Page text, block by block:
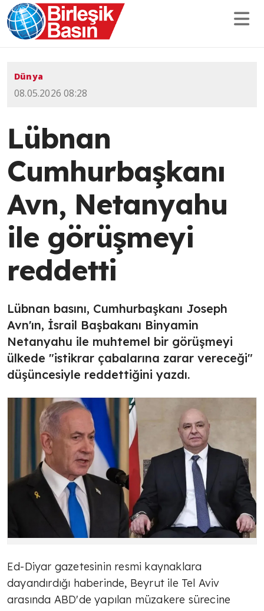
Dünya
08.05.2026 08:28
Lübnan
Cumhurbaşkanı
Avn, Netanyahu
ile görüşmeyi
reddetti
Lübnan basını, Cumhurbaşkanı Joseph
Avn'ın, İsrail Başbakanı Binyamin
Netanyahu ile muhtemel bir görüşmeyi
ülkede "istikrar çabalarına zarar vereceği"
düşüncesiyle reddettiğini yazdı.
Ed-Diyar gazetesinin resmi kaynaklara
dayandırdığı haberinde, Beyrut ile Tel Aviv
arasında ABD'de yapılan müzakere sürecine